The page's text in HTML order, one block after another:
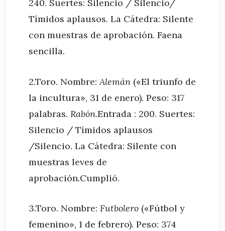
240. Suertes: Silencio / Silencio/
Tímidos aplausos. La Cátedra: Silente
con muestras de aprobación. Faena
sencilla.
2.Toro. Nombre: Alemán («El triunfo de
la incultura», 31 de enero). Peso: 317
palabras. Rabón.Entrada : 200. Suertes:
Silencio / Tímidos aplausos
/Silencio. La Cátedra: Silente con
muestras leves de
aprobación.Cumplió.
3.Toro. Nombre: Futbolero («Fútbol y
femenino», 1 de febrero). Peso: 374